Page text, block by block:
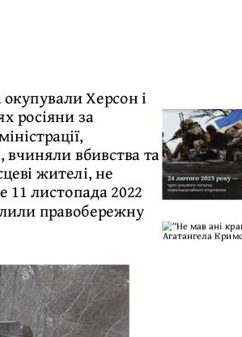
Херсон і
росіяни за
вчиняли вбивства та
жителі, не
11 листопада 2022
правобережну